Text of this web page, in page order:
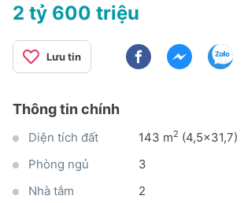
2 tỷ 600 triệu
Lưu tin
Thông tin chính
Diện tích đất 143 m2 (4,5x31,7)
Phòng ngủ
3
Nhà tắm
2